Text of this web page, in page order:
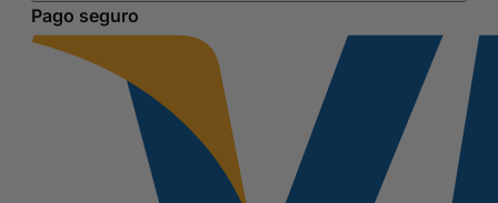
cantidad
Pago seguro